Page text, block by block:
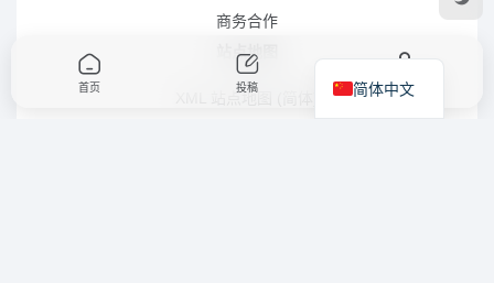
商务合作
站点地图
XML 站点地图 (简体)
首页 投稿 我的
简体中文